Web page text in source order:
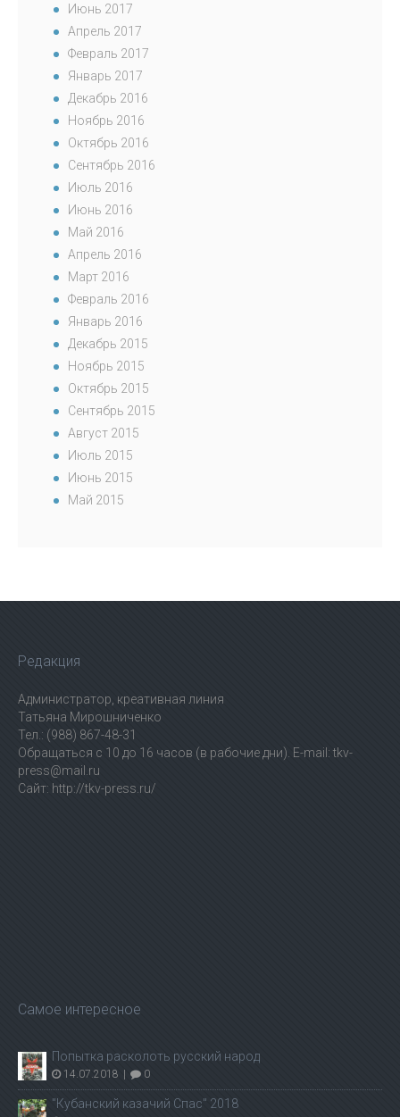
Июнь 2017
Апрель 2017
Февраль 2017
Январь 2017
Декабрь 2016
Ноябрь 2016
Октябрь 2016
Сентябрь 2016
Июль 2016
Июнь 2016
Май 2016
Апрель 2016
Март 2016
Февраль 2016
Январь 2016
Декабрь 2015
Ноябрь 2015
Октябрь 2015
Сентябрь 2015
Август 2015
Июль 2015
Июнь 2015
Май 2015
Редакция
Администратор, креативная линия
Татьяна Мирошниченко
Тел.: (988) 867-48-31
Обращаться с 10 до 16 часов (в рабочие дни). E-mail: tkv-
press@mail.ru
Сайт: http://tkv-press.ru/
Самое интересное
Попытка расколоть русский народ
14.07.2018 | 0
"Кубанский казачий Спас" 2018